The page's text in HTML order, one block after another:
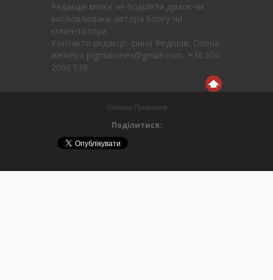
Редакція може не поділяти думок чи
висловлювань автора блогу чи
коментатора.
Контакти редакції: Ірина Федорів, Олена
Жежера pigmaliones@gmail.com, +38 050
2000 539
Громада Приірпіння
Поділитися: